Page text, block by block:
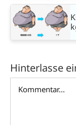
Hinterlasse